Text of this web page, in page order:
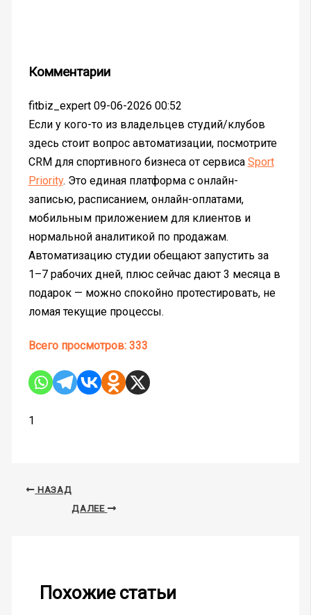
Комментарии
fitbiz_expert 09-06-2026 00:52
Если у кого-то из владельцев студий/клубов
здесь стоит вопрос автоматизации, посмотрите
CRM для спортивного бизнеса от сервиса Sport
Priority. Это единая платформа с онлайн-
записью, расписанием, онлайн-оплатами,
мобильным приложением для клиентов и
нормальной аналитикой по продажам.
Автоматизацию студии обещают запустить за
1–7 рабочих дней, плюс сейчас дают 3 месяца в
подарок — можно спокойно протестировать, не
ломая текущие процессы.
Всего просмотров: 333
1
НАЗАД
ДАЛЕЕ
Похожие статьи